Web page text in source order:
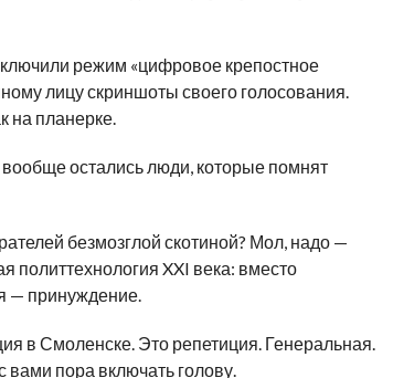
режим «цифровое крепостное
лицу скриншоты своего голосования.
на планерке.
остались люди, которые помнят
безмозглой скотиной? Мол, надо —
политтехнология XXI века: вместо
— принуждение.
в Смоленске. Это репетиция. Генеральная.
пора включать голову.